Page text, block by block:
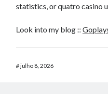
statistics, or quatro casino
Look into my blog ::
#julho 8, 2026